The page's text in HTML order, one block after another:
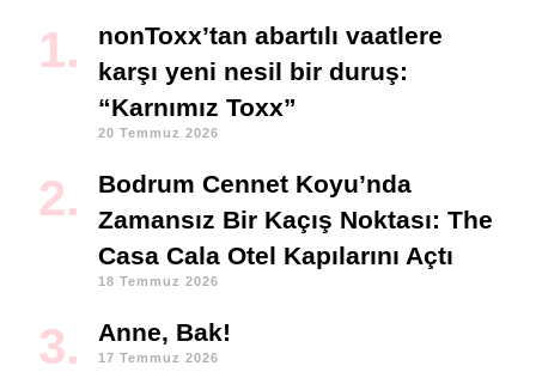
nonToxx’tan abartılı vaatlere
karşı yeni nesil bir duruş:
“Karnımız Toxx”
20 Temmuz 2026
Bodrum Cennet Koyu’nda
Zamansız Bir Kaçış Noktası: The
Casa Cala Otel Kapılarını Açtı
18 Temmuz 2026
Anne, Bak!
17 Temmuz 2026